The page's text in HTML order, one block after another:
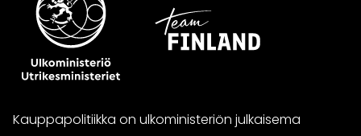
Kauppapolitiikka on ulkoministeriön julkaisema